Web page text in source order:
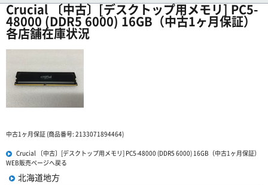
Crucial 〔中古〕[デスクトップ用メモリ] PC5-
48000 (DDR5 6000) 16GB（中古1ヶ月保証）
各店舗在庫状況
中古1ヶ月保証 (商品番号: 2133071894464)
Crucial 〔中古〕[デスクトップ用メモリ] PC5-48000 (DDR5 6000) 16GB（中古1ヶ月保証）
WEB販売ページへ戻る
北海道地方